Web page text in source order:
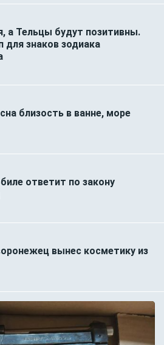
а Тельцы будут позитивны.
знаков зодиака
близость в ванне, море
ответит по закону
вынес косметику из